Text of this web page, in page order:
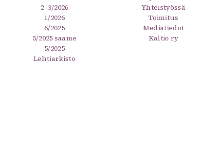
2–3/2026
1/2026
6/2025
5/2025 saame
5/2025
Lehtiarkisto
Yhteistyössä
Toimitus
Mediatiedot
Kaltio ry